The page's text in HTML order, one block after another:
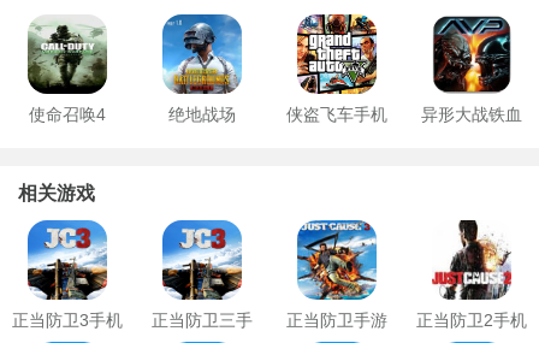
使命召唤4 绝地战场 侠盗飞车手机 异形大战铁血
相关游戏
正当防卫3手机 正当防卫三手 正当防卫手游 正当防卫2手机